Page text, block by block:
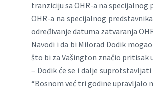
tranziciju sa OHR-a na
OHR-a na specijalnog
određivanje datuma zatvaranja
Navodi i da bi Milorad Dodik
što bi za Vašington značio pritisak
– Dodik će se i dalje
“Bosnom već tri godine upravljalo